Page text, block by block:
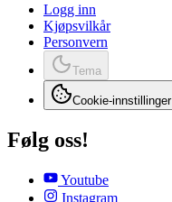
Logg inn
Kjøpsvilkår
Personvern
Tema
Cookie-innstillinger
Følg oss!
Youtube
Instagram